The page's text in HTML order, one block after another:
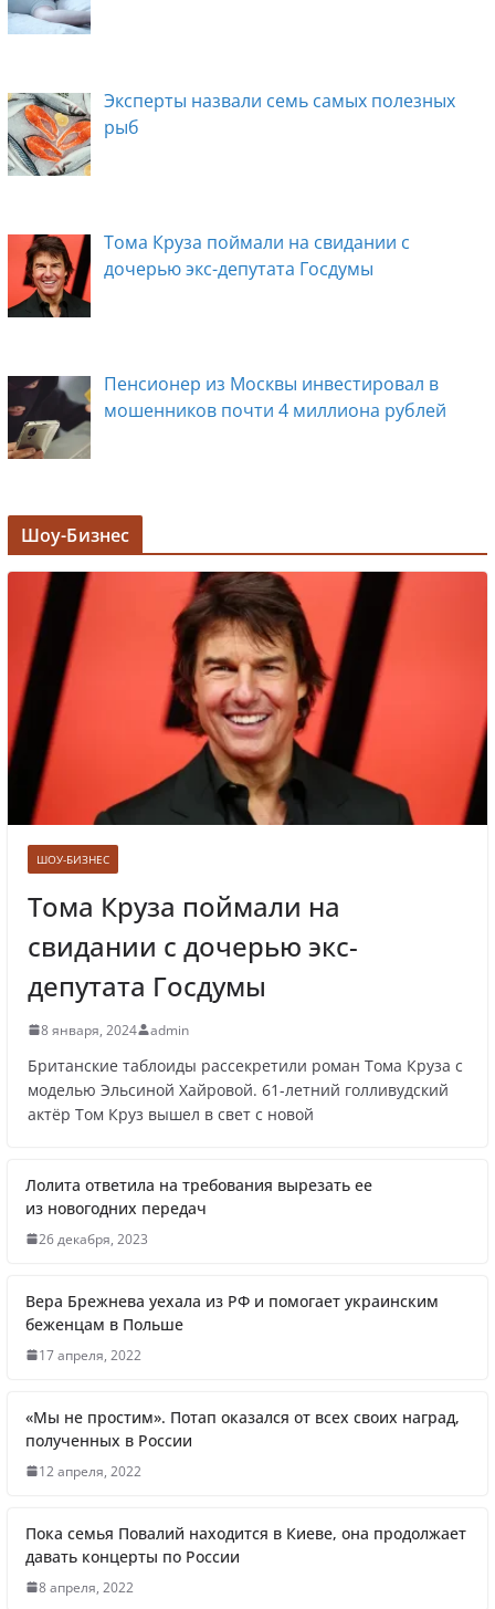
Эксперты назвали семь самых полезных
рыб
Тома Круза поймали на свидании с
дочерью экс-депутата Госдумы
Пенсионер из Москвы инвестировал в
мошенников почти 4 миллиона рублей
Задержана мэр Кургана Елена Ситникова, в
её кабинете прошли обыски
Лолита ответила на требования вырезать
ее из новогодних передач
Врач назвал самые вредные продукты для
Врачи рассказали о состоянии младенца,
которого бросили замерзать на остановке
Названы регионы России, где
продолжилась мобилизация
Что заявил многолетний друг Путина
украинским беженцам в Польше
Шоу-Бизнес
ШОУ-БИЗНЕС
Тома Круза поймали на
свидании с дочерью экс-
депутата Госдумы
8 января, 2024 admin
Британские таблоиды рассекретили роман Тома Круза с
моделью Эльсиной Хайровой. 61-летний голливудский
актёр Том Круз вышел в свет с новой
Лолита ответила на требования вырезать ее
из новогодних передач
26 декабря, 2023
Вера Брежнева уехала из РФ и помогает украинским
беженцам в Польше
17 апреля, 2022
«Мы не простим». Потап оказался от всех своих наград,
полученных в России
12 апреля, 2022
Пока семья Повалий находится в Киеве, она продолжает
давать концерты по России
8 апреля, 2022